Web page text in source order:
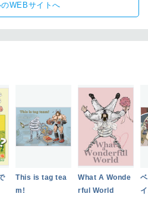
WEBサイトへ
This is tag tea
m!
What A Wonde
rful World